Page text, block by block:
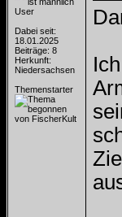
User
Dabei seit:
18.01.2025
Beiträge: 8
Herkunft:
Niedersachsen
Themenstarter